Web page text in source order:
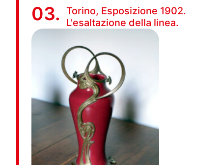
03. Torino, Esposizione 1902.
L'esaltazione della linea.